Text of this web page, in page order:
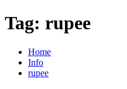
Tag: rupee
Home
Info
rupee